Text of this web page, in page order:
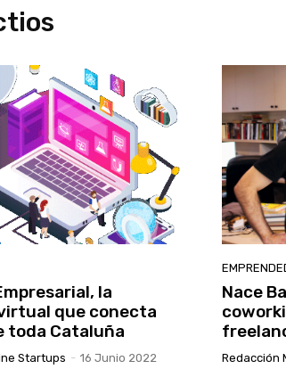
la
que conecta
toda Cataluña
Startups - 16 Junio 2022
Nace
Redacción